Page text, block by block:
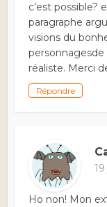
c’est possible?
paragraphe
visions du
réaliste. Merci
Répondre
Ho non! Mon